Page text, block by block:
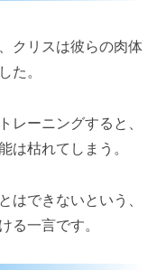
クリスは彼らの肉体
た。
レーニングすると、
は枯れてしまう。
はできないという、
る一言です。